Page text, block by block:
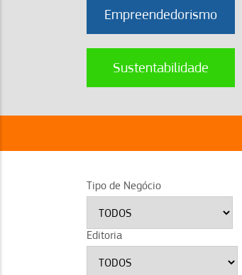
Empreendedorismo
Sustentabilidade
Tipo de Negócio
Editoria